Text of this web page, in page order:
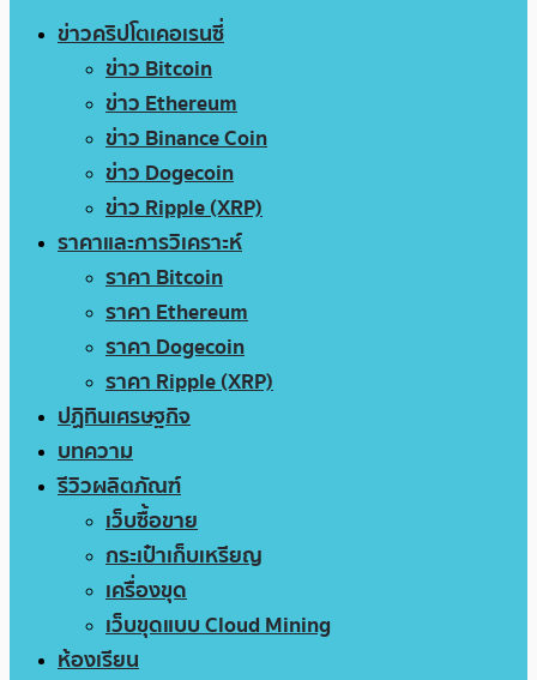
ข่าวคริปโตเคอเรนซี่
ข่าว Bitcoin
ข่าว Ethereum
ข่าว Binance Coin
ข่าว Dogecoin
ข่าว Ripple (XRP)
ราคาและการวิเคราะห์
ราคา Bitcoin
ราคา Ethereum
ราคา Dogecoin
ราคา Ripple (XRP)
ปฏิทินเศรษฐกิจ
บทความ
รีวิวผลิตภัณฑ์
เว็บซื้อขาย
กระเป๋าเก็บเหรียญ
เครื่องขุด
เว็บขุดแบบ Cloud Mining
ห้องเรียน